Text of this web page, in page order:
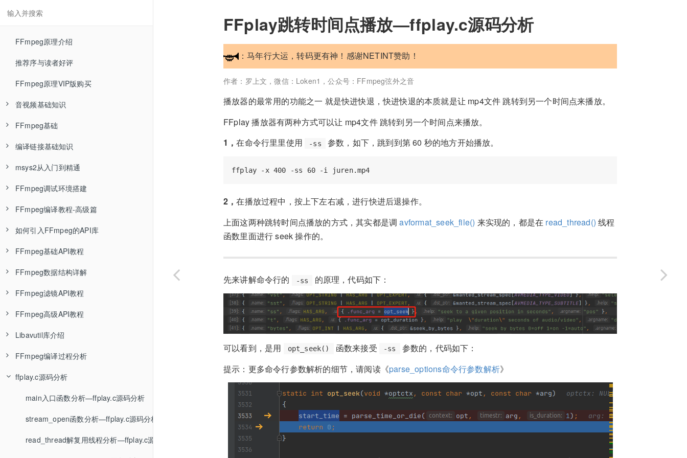
FFmpeg原理介绍
推荐序与读者好评
FFmpeg原理VIP版购买
音视频基础知识
RGB色彩空间—音视频基础知识
YUV色彩空间—音视频基础知识
RGB与YUV相互转换—音视频基础知识
YUV数据分析—音视频基础知识
编码压缩介绍—音视频基础知识
封装格式介绍—音视频基础知识
FLV封装格式—音视频基础知识
MP4封装格式—音视频基础知识
MPEG-TS封装格式—音视频基础知识
MKV封装格式
封装格式总结
FFmpeg基础
FFmpeg介绍—FFmpeg基础
FFmpeg安装—FFmpeg基础
ffmpeg封装格式转换—FFmpeg基础
ffmpeg命令参数类型—FFmpeg基础
ffmpeg编码格式转换—FFmpeg基础
ffplay基本使用—FFmpeg基础
ffprobe基本使用—FFmpeg基础
FFmpeg学习资料推荐—FFmpeg基础
编译链接基础知识
Linux环境编译单个C程序文件—编译链接基础知识
Linux环境编译多个C程序文件—编译链接基础知识
Linux环境编译静态库—编译链接基础知识
Linux环境封装静态库—编译链接基础知识
Linux环境编译动态库—编译链接基础知识
Linux环境显式使用动态库—编译链接基础知识
Linux环境封装静态库成动态库—编译链接基础知识
Linux环境混合使用静态库与动态库—编译链接基础知识
Windows编译环境介绍—编译链接基础知识
MSVC编译环境介绍—编译链接基础知识
MSVC编译多个C程序文件—编译链接基础知识
MSVC编译静态库—编译链接基础知识
快速上手vs2019—编译链接基础知识
MSVC封装静态库—编译链接基础知识
msys2从入门到精通
msys2介绍
什么是包管理器
pacman包管理器介绍
msys2_shell.cmd源码分析
msys2编译C/C++程序
FFmpeg调试环境搭建
用Ubuntu18与clion调试FFmpeg源码—FFmpeg调试环境搭建
用msys2与mingw编译FFmpeg—FFmpeg调试环境搭建
用msys2与msvc编译FFmpeg—FFmpeg调试环境搭建
用VsDebug断点调试FFmpeg—FFmpeg调试环境搭建
用WinDbg断点调试FFmpeg—FFmpeg调试环境搭建
ShiftMediaProject项目介绍—FFmpeg调试环境搭建
ShiftMediaProject具体使用—FFmpeg调试环境搭建
调试基础知识及原理—FFmpeg调试环境搭建
FFmpeg编译教程-高级篇
FFmpeg引入SDL扩展—FFmpeg编译教程
FFmpeg引入x264扩展—FFmpeg编译教程
FFmpeg引入文字水印扩展—FFmpeg编译教程
FFmpeg引入NVDIA硬件编解码扩展—FFmpeg编译教程
FFmpeg静态编译—FFmpeg编译教程
如何裁剪FFmpeg—FFmpeg编译教程
如何引入FFmpeg的API库
FFmpeg的API库介绍—FFmpeg API教程
Linux环境使用FFmpeg的API库—FFmpeg API教程
vs2019使用FFmpeg的API库—FFmpeg API教程
Windows桌面开发介绍
Qt安装教程
Qt使用FFmpeg的动态库—FFmpeg API教程
Qt使用FFmpeg的静态库—FFmpeg API教程
Java项目的构建过程
Java开发环境搭建
编译运行单个Java文件
FFmpeg基础API教程
FFmpeg打开输入文件—FFmpeg API教程
移植Qt示例到clion调试—FFmpeg API教程
如何设置解复用器参数—FFmpeg API教程
FFmpeg读取文件内容AVpacket—FFmpeg API教程
如何使用FFmpeg的解码器—FFmpeg API教程
如何使用FFmpeg的编码器—FFmpeg API教程
如何设置编码器参数—FFmpeg API教程
FFmpeg写入输出文件—FFmpeg API教程
FFmpeg的日志函数av_log—FFmpeg API教程
FFmpeg数据结构详解
AVFrame详解—FFmpeg API教程
AVOptions详解—FFmpeg API教程
AVPixFmtDescriptor结构—FFmpeg API教程
FFmpeg滤镜API教程
FFmpeg的scale滤镜介绍—FFmpeg API教程
FFmpeg的split滤镜介绍—FFmpeg API教程
FFmpeg的overlay滤镜介绍—FFmpeg API教程
FFmpeg的视频format滤镜介绍—FFmpeg API教程
FFmpeg的音频aformat滤镜介绍—FFmpeg API教程
sws_scale图像缩放函数介绍—FFmpeg API教程
swr_convert音频重采样介绍—FFmpeg API教程
FFmpeg高级API教程
FFmpeg丢弃音频流—FFmpeg API教程
FFmpeg支持哪些封装格式—FFmpeg API教程
如何遍历编码器支持的参数—FFmpeg API教程
avformat_seek_file函数介绍—FFmpeg API教程
FFmpeg非阻塞读取AVPacket—FFmpeg API教程
FFmpeg的中断回调—FFmpeg API教程
Libavutil库介绍
imgutil函数介绍
FFmpeg编译过程分析
configure语法摘要—FFFmpeg configure源码分析
configure函数分析-A章—FFFmpeg configure源码分析
configure函数分析-B章—FFFmpeg configure源码分析
configure函数分析-C章—FFFmpeg configure源码分析
ffplay.c源码分析
main入口函数分析—ffplay.c源码分析
stream_open函数分析—ffplay.c源码分析
read_thread解复用线程分析—ffplay.c源码分析
FFplay跳转时间点播放—ffplay.c源码分析
：马年行大运，转码更有神！感谢NETINT赞助！
作者：罗上文，微信：Loken1，公众号：FFmpeg弦外之音
播放器的最常用的功能之一 就是快进快退，快进快退的本质就是让 mp4文件 跳转到另一个时间点来播放。
FFplay 播放器有两种方式可以让 mp4文件 跳转到另一个时间点来播放。
1，在命令行里里使用 -ss 参数，如下，跳到到第 60 秒的地方开始播放。
2，在播放过程中，按上下左右减，进行快进后退操作。
上面这两种跳转时间点播放的方式，其实都是调avformat_seek_file() 来实现的，都是在 read_thread() 线程
函数里面进行 seek 操作的。
先来讲解命令行的 -ss 的原理，代码如下：
可以看到，是用 opt_seek() 函数来接受 -ss
参数的，代码如下：
提示：更多命令行参数解析的细节，请阅读《parse_options命令行参数解析》